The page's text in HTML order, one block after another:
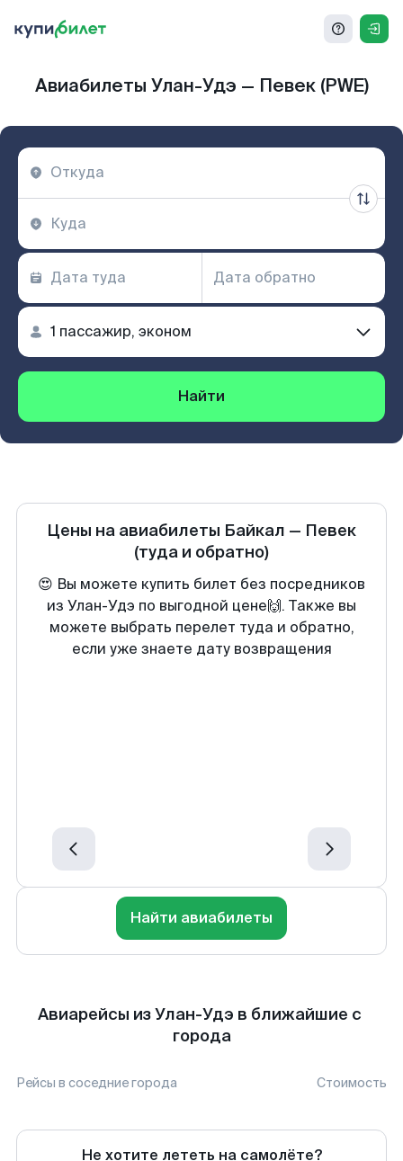
Авиабилеты Улан-Удэ — Певек (PWE)
Найти
Цены на авиабилеты Байкал — Певек
(туда и обратно)
😍 Вы можете купить билет без посредников
из Улан-Удэ по выгодной цене🙌. Также вы
можете выбрать перелет туда и обратно,
если уже знаете дату возвращения
Найти авиабилеты
Авиарейсы из Улан-Удэ в ближайшие с
города
Рейсы в соседние города Стоимость
Не хотите лететь на самолёте?